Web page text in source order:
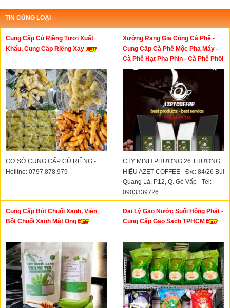
TIN CÙNG LOẠI
Cung Cấp Củ Riềng Tươi Xuất
Khẩu, Cung Cấp Riềng Xay
CƠ SỞ CUNG CẤP CỦ RIỀNG -
Hotline: 0797.878.979
Xưởng Rang Gia Công Cà Phê -
Cung Cấp Cà Phê Mộc Pha Máy -
Cà Phê Hạt Pha Phin - Cà Phê Phối
Gu - Cà Phê Rang Giá Sỉ - Cà Phê
Nhân Xanh
CTY MINH PHƯƠNG 26 THƯƠNG
HIỆU AZET COFFEE - Đ/c: 84/26 Bùi
Quang Là, P12, Q. Gò Vấp - Tel:
0903339726
Cung Cấp Bột Chuối Xanh, Viên
Bột Chuối Xanh Mật Ong
Đại Lý Gạo Nước Suối Hồng Phát -
Cung Cấp Gạo Sạch TPHCM